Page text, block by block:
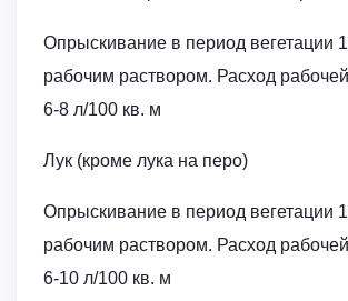
Опрыскивание в период вегетации
рабочим раствором. Расход
6-8 л/100 кв. м
Лук (кроме лука на перо)
Опрыскивание в период вегетации
рабочим раствором. Расход
6-10 л/100 кв. м